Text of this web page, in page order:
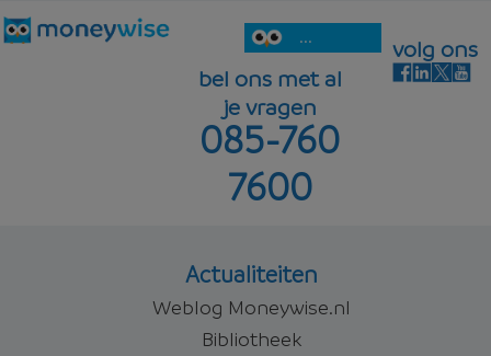
...
bel ons met al
je vragen
085-760
7600
volg ons
Actualiteiten
Weblog Moneywise.nl
Bibliotheek